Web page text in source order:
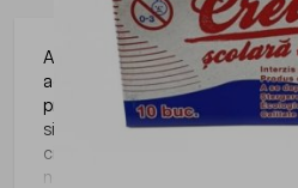
Articolele de papetarie pot fi
activitatile zilnice din birouri,
profesionale, fiind utile pentru
si alte activitati administrative.
ciptronic.ro include produse
necesare in orice spatiu de lucru.